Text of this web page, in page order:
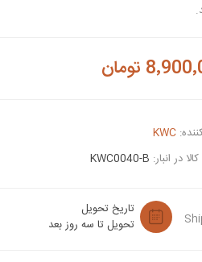
تومان
KWC
در انبار: KWC0040-B
تاریخ تحویل
تحویل تا سه روز بعد